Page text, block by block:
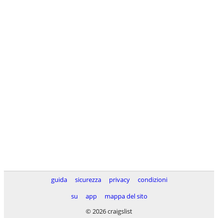
guida sicurezza privacy
condizioni
su
app
mappa del sito
© 2026 craigslist